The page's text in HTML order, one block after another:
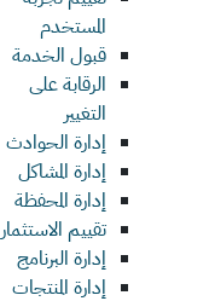
المستخدم
قبول الخدمة
الرقابة على
التغيير
إدارة الحوادث
إدارة المشاكل
إدارة المحفظة
تقييم الاستثمار
إدارة البرنامج
إدارة المنتجات